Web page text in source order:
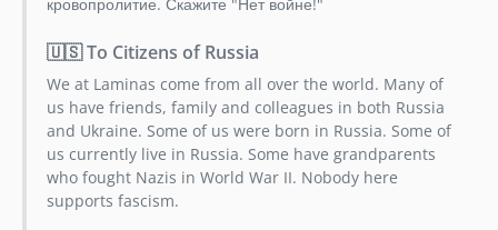
1.1.0
1.0.2
1.0.1
1.0.0
🇺🇸 To Citizens of Russia
We at Laminas come from all over the world. Many of
us have friends, family and colleagues in both Russia
and Ukraine. Some of us were born in Russia. Some of
us currently live in Russia. Some have grandparents
who fought Nazis in World War II. Nobody here
supports fascism.